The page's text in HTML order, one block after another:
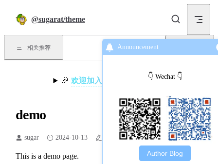
Announcement
👇 Wechat 👇
Author Blog
@sugarat/theme
相关推荐
🎉欢迎加入主题交流群，查看二维码
demo
sugar 2024-10-13 6 word counts 1 min read time
This is a demo page.